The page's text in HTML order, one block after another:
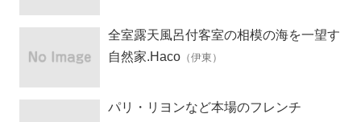
全室露天風呂付客室の相模の海を一望す
る「記念日を祝う宿」
自然家.Haco （伊東）
パリ・リヨンなど本場のフレンチ